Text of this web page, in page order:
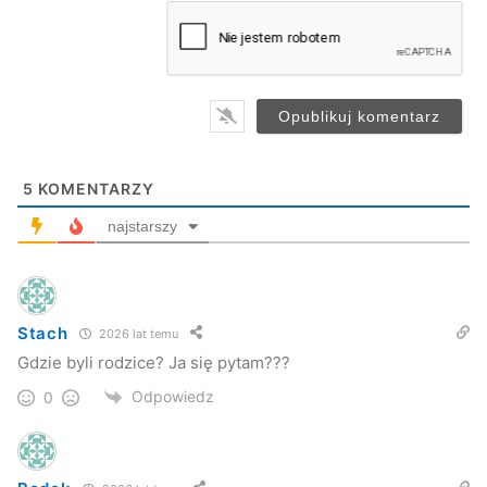
Hornblend Jaslonet Jasło
5 KOMENTARZY
najstarszy
Stach 2026 lat temu
Gdzie byli rodzice? Ja się pytam???
0 Odpowiedz